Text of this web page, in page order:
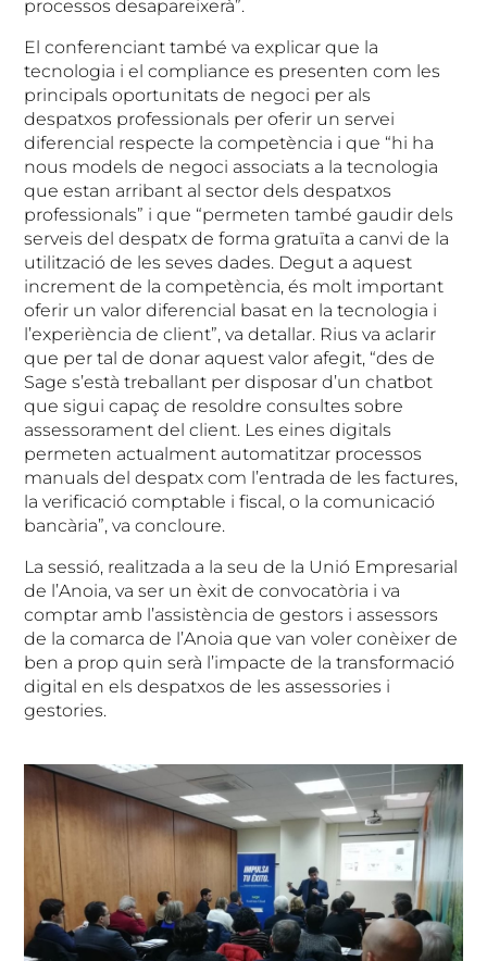
processos desapareixerà”.
El conferenciant també va explicar que la
tecnologia i el compliance es presenten com les
principals oportunitats de negoci per als
despatxos professionals per oferir un servei
diferencial respecte la competència i que “hi ha
nous models de negoci associats a la tecnologia
que estan arribant al sector dels despatxos
professionals” i que “permeten també gaudir dels
serveis del despatx de forma gratuïta a canvi de la
utilització de les seves dades. Degut a aquest
increment de la competència, és molt important
oferir un valor diferencial basat en la tecnologia i
l’experiència de client”, va detallar. Rius va aclarir
que per tal de donar aquest valor afegit, “des de
Sage s’està treballant per disposar d’un chatbot
que sigui capaç de resoldre consultes sobre
assessorament del client. Les eines digitals
permeten actualment automatitzar processos
manuals del despatx com l’entrada de les factures,
la verificació comptable i fiscal, o la comunicació
bancària”, va concloure.
La sessió, realitzada a la seu de la Unió Empresarial
de l’Anoia, va ser un èxit de convocatòria i va
comptar amb l’assistència de gestors i assessors
de la comarca de l’Anoia que van voler conèixer de
ben a prop quin serà l’impacte de la transformació
digital en els despatxos de les assessories i
gestories.